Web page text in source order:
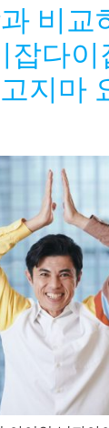
비교
잡다
지마